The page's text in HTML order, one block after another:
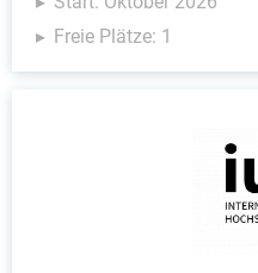
Freie Plätze: 1